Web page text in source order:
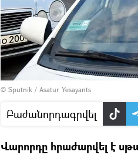
© Sputnik / Asatur Yesayants
Բաժանորդագրվել
Վարորդը հրաժարվել է